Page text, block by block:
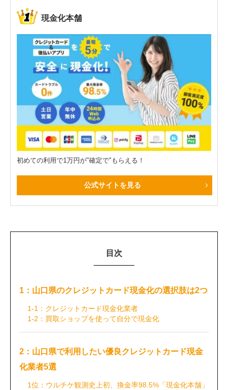
現金化本舗
初めての利用で1万円が"確定で"もらえる！
公式サイトを見る
目次
1：山口県のクレジットカード現金化の選択肢は2つ
1-1：クレジットカード現金化業者
1-2：買取ショップを使って自分で現金化
2：山口県で利用したい優良クレジットカード現金
化業者5選
1位：ウルチケ観測史上初、換金率98.5%「現金化本舗」